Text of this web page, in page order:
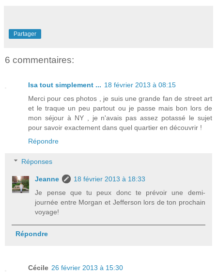
Partager
6 commentaires:
Isa tout simplement ... 18 février 2013 à 08:15
Merci pour ces photos , je suis une grande fan de street art
et le traque un peu partout ou je passe mais bon lors de
mon séjour à NY , je n'avais pas assez potassé le sujet
pour savoir exactement dans quel quartier en découvrir !
Répondre
Réponses
Jeanne
18 février 2013 à 18:33
Je pense que tu peux donc te prévoir une demi-
journée entre Morgan et Jefferson lors de ton prochain
voyage!
Répondre
Cécile 26 février 2013 à 15:30